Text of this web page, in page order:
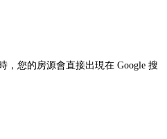
，您的房源會直接出現在 Google 搜